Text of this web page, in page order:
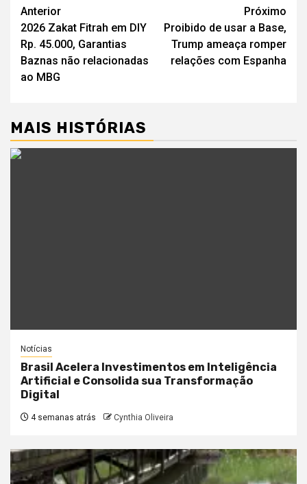
Navegação
de
artigos
Anterior
2026 Zakat Fitrah em DIY
Rp. 45.000, Garantias
Baznas não relacionadas
ao MBG
Próximo
Proibido de usar a Base,
Trump ameaça romper
relações com Espanha
MAIS HISTÓRIAS
Notícias
Brasil Acelera Investimentos em Inteligência
Artificial e Consolida sua Transformação
Digital
4 semanas atrás Cynthia Oliveira